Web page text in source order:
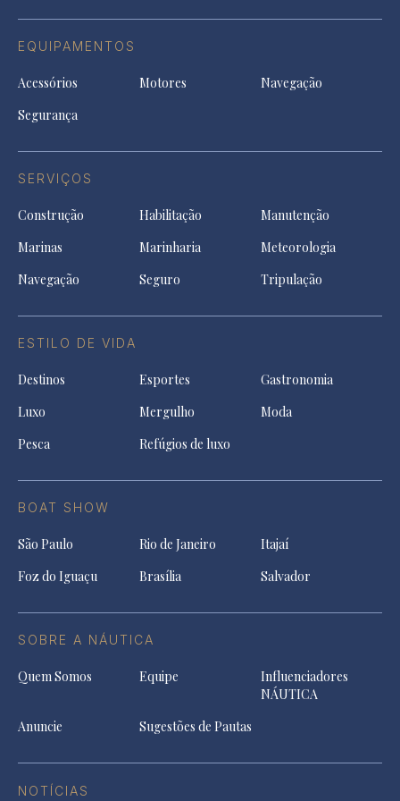
EQUIPAMENTOS
Acessórios Motores
Navegação
Segurança
SERVIÇOS
Construção Habilitação
Manutenção
Marinas
Marinharia
Meteorologia
Navegação
Seguro Tripulação
ESTILO DE VIDA
Destinos Esportes
Gastronomia
Luxo
Mergulho
Moda
Pesca
Refúgios de luxo
BOAT SHOW
São Paulo Rio de Janeiro
Itajaí
Foz do Iguaçu
Brasília Salvador
SOBRE A NÁUTICA
Quem Somos Equipe
Influenciadores
NÁUTICA
Anuncie
Sugestões de Pautas
NOTÍCIAS